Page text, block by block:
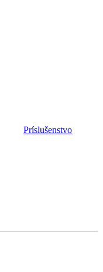
Príslušenstvo